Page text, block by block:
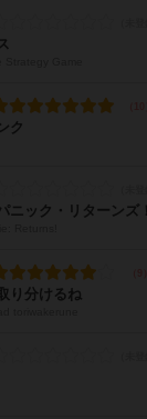
ク
ニック・リターンズ！
り分けるね